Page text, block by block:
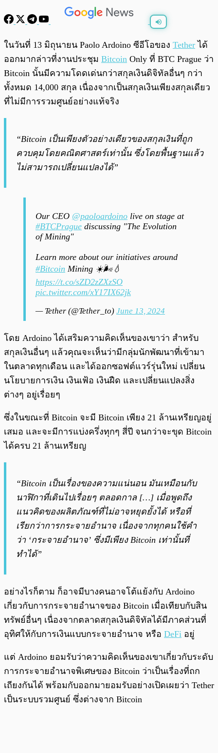
พร้อมเล่น
ในวันที่ 13 มิถุนายน Paolo Ardoino ซีอีโอของ Tether ได้
ออกมากล่าวที่งานประชุม Bitcoin Only ที่ BTC Prague ว่า
Bitcoin นั้นมีความโดดเด่นกว่าสกุลเงินดิจิทัลอื่นๆ กว่า
ทั้งหมด 14,000 สกุล เนื่องจากเป็นสกุลเงินเพียงสกุลเดียว
ที่ไม่มีการรวมศูนย์อย่างแท้จริง
“Bitcoin เป็นเพียงตัวอย่างเดียวของสกุลเงินที่ถูก
ควบคุมโดยคณิตศาสตร์เท่านั้น ซึ่งโดยพื้นฐานแล้ว
ไม่สามารถเปลี่ยนแปลงได้”
Our CEO @paoloardoino live on stage at
#BTCPrague discussing "The Evolution
of Mining"
Learn more about our initiatives around
#Bitcoin Mining ☀️🌬️💧
https://t.co/sZD2zZXzSO
pic.twitter.com/xY17IX62jk
— Tether (@Tether_to) June 13, 2024
โดย Ardoino ได้เสริมความคิดเห็นของเขาว่า สำหรับ
สกุลเงินอื่นๆ แล้วคุณจะเห็นว่ามีกลุ่มนักพัฒนาที่เข้ามา
ในตลาดทุกเดือน และได้ออกซอฟต์แวร์รุ่นใหม่ เปลี่ยน
นโยบายการเงิน เงินเฟ้อ เงินฝืด และเปลี่ยนแปลงสิ่ง
ต่างๆ อยู่เรื่อยๆ
ซึ่งในขณะที่ Bitcoin จะมี Bitcoin เพียง 21 ล้านเหรียญอยู่
เสมอ และจะมีการแบ่งครึ่งทุกๆ สี่ปี จนกว่าจะขุด Bitcoin
ได้ครบ 21 ล้านเหรียญ
“Bitcoin เป็นเรื่องของความแน่นอน มันเหมือนกับ
นาฬิกาที่เดินไปเรื่อยๆ ตลอดกาล […] เมื่อพูดถึง
แนวคิดของผลิตภัณฑ์ที่ไม่อาจหยุดยั้งได้ หรือที่
เรียกว่าการกระจายอำนาจ เนื่องจากทุกคนใช้คำ
ว่า ‘กระจายอำนาจ’ ซึ่งมีเพียง Bitcoin เท่านั้นที่
ทำได้”
อย่างไรก็ตาม ก็อาจมีบางคนอาจโต้แย้งกับ Ardoino
เกี่ยวกับการกระจายอำนาจของ Bitcoin เมื่อเทียบกับสิน
ทรัพย์อื่นๆ เนื่องจากตลาดสกุลเงินดิจิทัลได้มีภาคส่วนที่
อุทิศให้กับการเงินแบบกระจายอำนาจ หรือ DeFi อยู่
แต่ Ardoino ยอมรับว่าความคิดเห็นของเขาเกี่ยวกับระดับ
การกระจายอำนาจพิเศษของ Bitcoin ว่าเป็นเรื่องที่ถก
เถียงกันได้ พร้อมกับออกมายอมรับอย่างเปิดเผยว่า Tether
เป็นระบบรวมศูนย์ ซึ่งต่างจาก Bitcoin